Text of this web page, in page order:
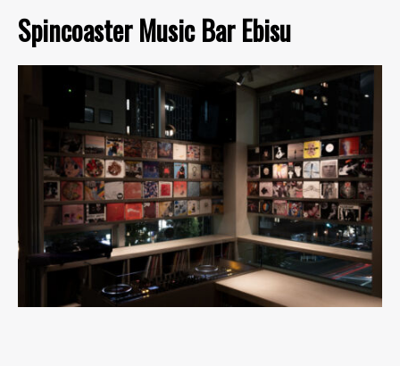
Spincoaster Music Bar Ebisu